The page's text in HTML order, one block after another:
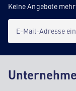
Keine Angebote
E-Mail-Adresse